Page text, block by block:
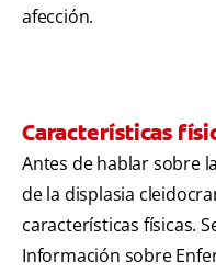
afección.
Características
Antes de hablar sobre
de la displasia
características físicas.
Información sobre